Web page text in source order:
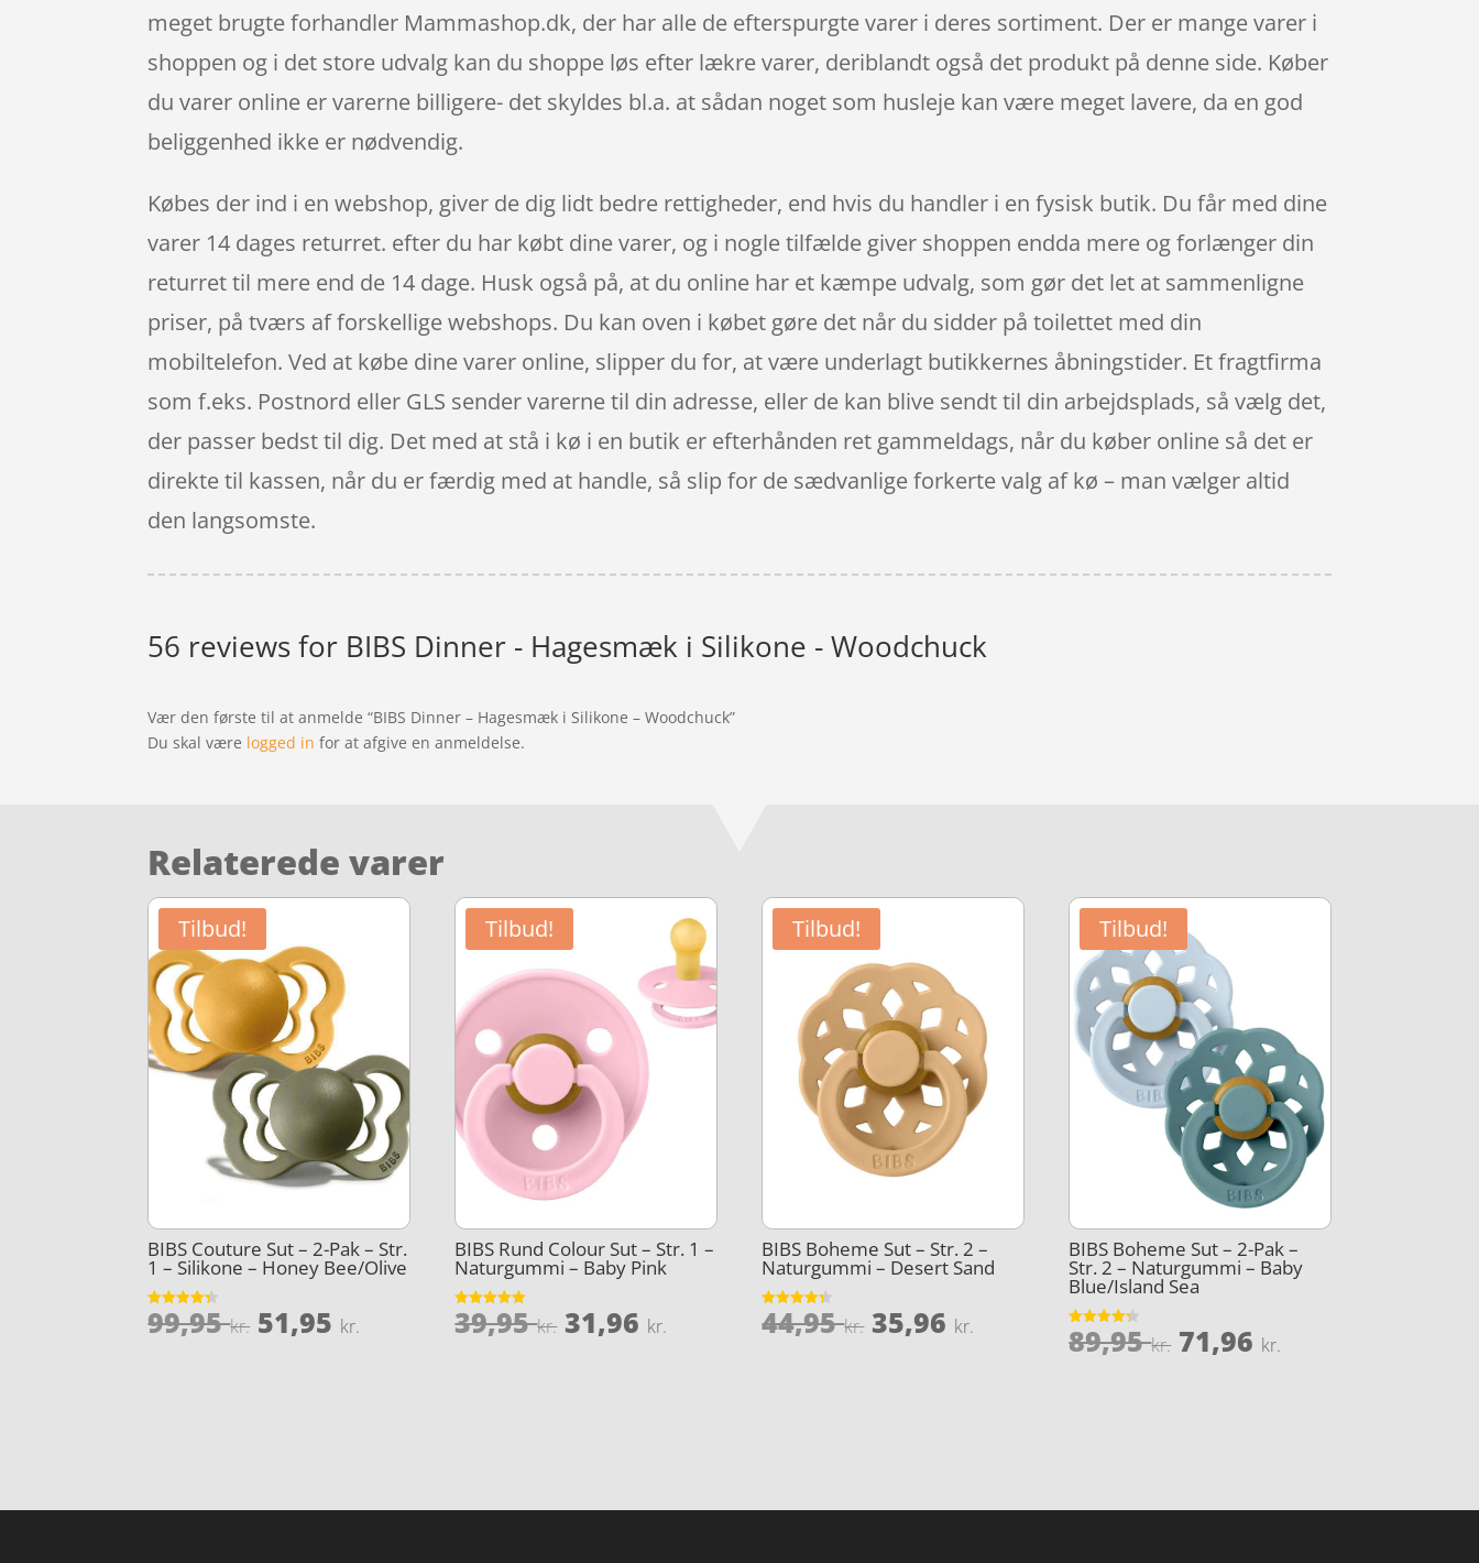
meget brugte forhandler Mammashop.dk, der har alle de efterspurgte varer i deres sortiment. Der er mange varer i
shoppen og i det store udvalg kan du shoppe løs efter lækre varer, deriblandt også det produkt på denne side. Køber
du varer online er varerne billigere- det skyldes bl.a. at sådan noget som husleje kan være meget lavere, da en god
beliggenhed ikke er nødvendig.
Købes der ind i en webshop, giver de dig lidt bedre rettigheder, end hvis du handler i en fysisk butik. Du får med dine
varer 14 dages returret. efter du har købt dine varer, og i nogle tilfælde giver shoppen endda mere og forlænger din
returret til mere end de 14 dage. Husk også på, at du online har et kæmpe udvalg, som gør det let at sammenligne
priser, på tværs af forskellige webshops. Du kan oven i købet gøre det når du sidder på toilettet med din
mobiltelefon. Ved at købe dine varer online, slipper du for, at være underlagt butikkernes åbningstider. Et fragtfirma
som f.eks. Postnord eller GLS sender varerne til din adresse, eller de kan blive sendt til din arbejdsplads, så vælg det,
der passer bedst til dig. Det med at stå i kø i en butik er efterhånden ret gammeldags, når du køber online så det er
direkte til kassen, når du er færdig med at handle, så slip for de sædvanlige forkerte valg af kø – man vælger altid
den langsomste.
56 reviews for BIBS Dinner - Hagesmæk i Silikone - Woodchuck
Vær den første til at anmelde “BIBS Dinner – Hagesmæk i Silikone – Woodchuck”
Du skal være logged in for at afgive en anmeldelse.
Relaterede varer
Tilbud!
BIBS Couture Sut – 2-Pak – Str.
1 – Silikone – Honey Bee/Olive
Vurderet
4.3
99,95kr. Den
51,95 kr.
Tilbud!
BIBS Rund Colour Sut – Str. 1 –
Naturgummi – Baby Pink
Vurderet
5
39,95kr. Den
31,96 kr.
Tilbud!
BIBS Boheme Sut – Str. 2 –
Naturgummi – Desert Sand
Vurderet
4.3
44,95kr. Den
35,96 kr.
aktuelle
Tilbud!
BIBS Boheme Sut – 2-Pak –
Str. 2 – Naturgummi – Baby
Blue/Island Sea
Vurderet
4.3
89,95kr. Den
71,96 kr.